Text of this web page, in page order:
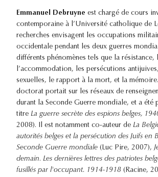
Emmanuel Debruyne est chargé de cours
contemporaine à l’Université catholique de
recherches envisagent les occupations
occidentale pendant les deux guerres
différents phénomènes tels que la résistance,
l’accommodation, les persécutions
sexuelles, le rapport à la mort, et la
doctorat portait sur les réseaux de
durant la Seconde Guerre mondiale, et a été
titre La guerre secrète des espions belges,
2008). Il est notamment co-auteur de La
autorités belges et la persécution des Juifs en
Seconde Guerre mondiale (Luc Pire, 2007),
demain. Les dernières lettres des patriotes
fusillés par l'occupant. 1914-1918 (Racine,